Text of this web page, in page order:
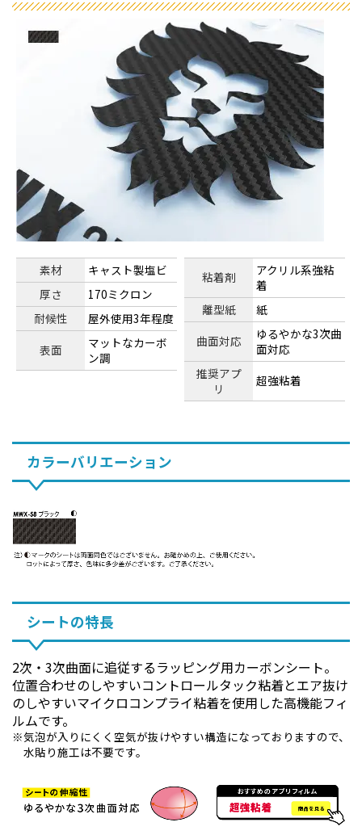
素材
キャスト製塩ビ
厚さ
170ミクロン
耐候性
屋外使用3年程度
表面
マットなカーボ
ン調
粘着剤
アクリル系強粘
着
離型紙
紙
曲面対応
ゆるやかな3次曲
面対応
推奨アプ
リ
超強粘着
カラーバリエーション
シートの特長
2次・3次曲面に追従するラッピング用カーボンシート。
位置合わせのしやすいコントロールタック粘着とエア抜け
のしやすいマイクロコンプライ粘着を使用した高機能フィ
ルムです。
気泡が入りにくく空気が抜けやすい構造になっておりますので、
水貼り施工は不要です。